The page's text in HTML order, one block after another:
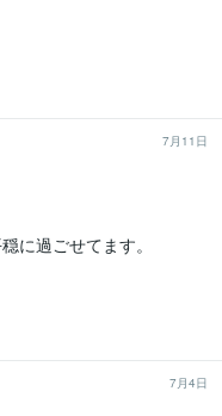
7月11日
に過ごせてます。
7月4日